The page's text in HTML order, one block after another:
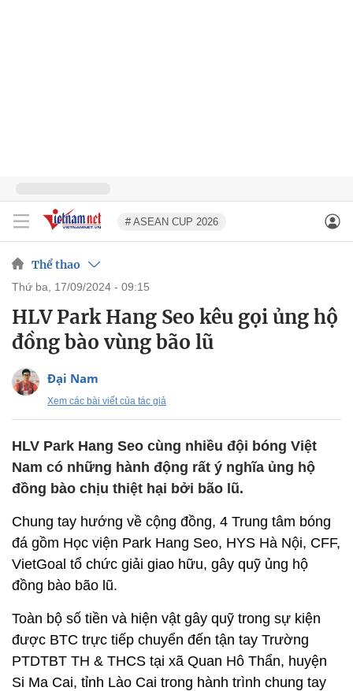
# ASEAN CUP 2026
Thể thao
thứ ba, 17/09/2024 - 09:15
HLV Park Hang Seo kêu gọi ủng hộ
đồng bào vùng bão lũ
Đại Nam
Xem các bài viết của tác giả
HLV Park Hang Seo cùng nhiều đội bóng Việt
Nam có những hành động rất ý nghĩa ủng hộ
đồng bào chịu thiệt hại bởi bão lũ.
Chung tay hướng về cộng đồng, 4 Trung tâm bóng
đá gồm Học viện Park Hang Seo, HYS Hà Nội, CFF,
VietGoal tổ chức giải giao hữu, gây quỹ ủng hộ
đồng bào bão lũ.
Toàn bộ số tiền và hiện vật gây quỹ trong sự kiện
được BTC trực tiếp chuyển đến tận tay Trường
PTDTBT TH & THCS tại xã Quan Hô Thẩn, huyện
Si Ma Cai, tỉnh Lào Cai trong hành trình chung tay